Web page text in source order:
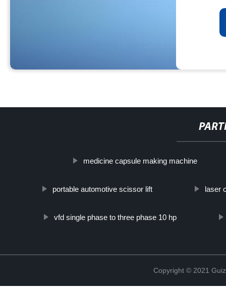
medicine capsule making machine
portable automotive scissor lift laser
vfd single phase to three phase 10 hp
Copyright © 2021